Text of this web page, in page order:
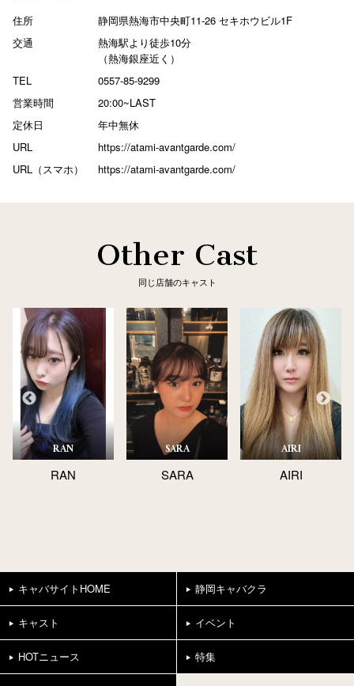
住所
静岡県熱海市中央町11-26 セキホウビル1F
交通
熱海駅より徒歩10分
（熱海銀座近く）
TEL
0557-85-9299
営業時間
20:00~LAST
定休日
年中無休
URL
https://atami-avantgarde.com/
URL（スマホ）
https://atami-avantgarde.com/
Other Cast
同じ店舗のキャスト
RAN
RAN
SARA
SARA
AIRI
AIRI
キャバサイトHOME 静岡キャバクラ
キャスト イベント
HOTニュース 特集